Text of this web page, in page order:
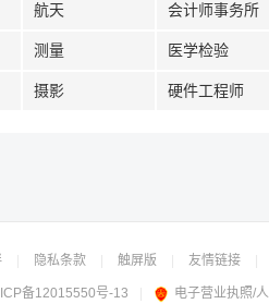
航天 会计师事务所
测量 医学检验
摄影 硬件工程师
隐私条款 触屏版 友情链接
备12015550号-13 电子营业执照/